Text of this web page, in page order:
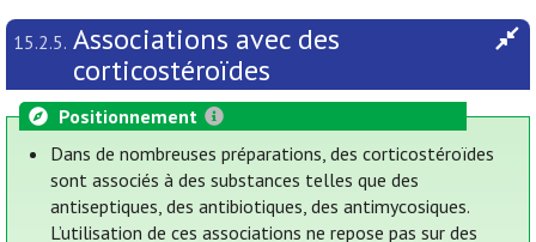
15.2.5. Associations avec des
corticostéroïdes
Positionnement
Dans de nombreuses préparations, des corticostéroïdes
sont associés à des substances telles que des
antiseptiques, des antibiotiques, des antimycosiques.
L’utilisation de ces associations ne repose pas sur des